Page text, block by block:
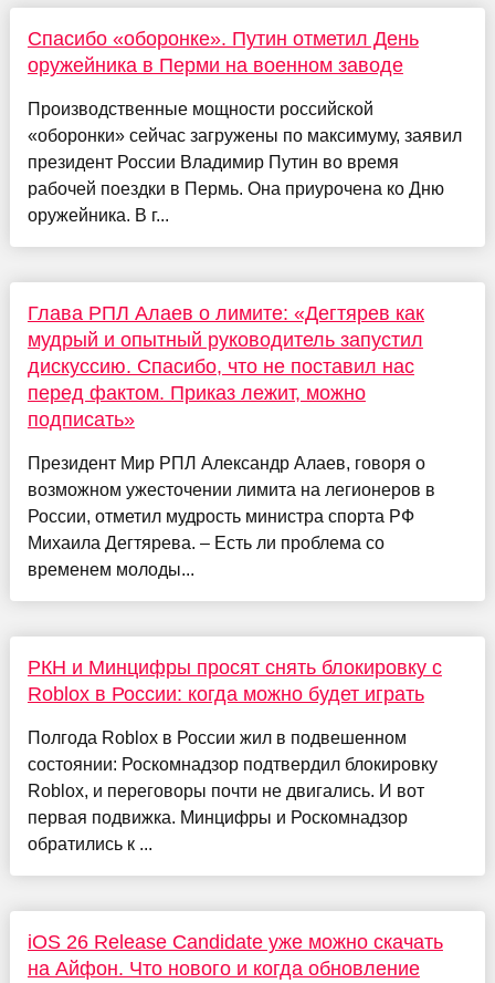
Спасибо «оборонке». Путин отметил День
оружейника в Перми на военном заводе
Производственные мощности российской
«оборонки» сейчас загружены по максимуму, заявил
президент России Владимир Путин во время
рабочей поездки в Пермь. Она приурочена ко Дню
оружейника. В г...
Глава РПЛ Алаев о лимите: «Дегтярев как
мудрый и опытный руководитель запустил
дискуссию. Спасибо, что не поставил нас
перед фактом. Приказ лежит, можно
подписать»
Президент Мир РПЛ Александр Алаев, говоря о
возможном ужесточении лимита на легионеров в
России, отметил мудрость министра спорта РФ
Михаила Дегтярева. – Есть ли проблема со
временем молоды...
РКН и Минцифры просят снять блокировку с
Roblox в России: когда можно будет играть
Полгода Roblox в России жил в подвешенном
состоянии: Роскомнадзор подтвердил блокировку
Roblox, и переговоры почти не двигались. И вот
первая подвижка. Минцифры и Роскомнадзор
обратились к ...
iOS 26 Release Candidate уже можно скачать
на Айфон. Что нового и когда обновление